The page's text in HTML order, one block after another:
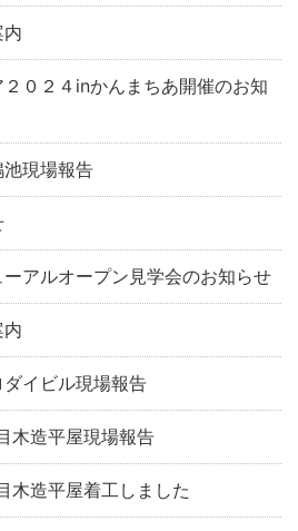
０２４inかんまちあ開催のお知
現場報告
アルオープン見学会のお知らせ
イビル現場報告
木造平屋現場報告
木造平屋着工しました